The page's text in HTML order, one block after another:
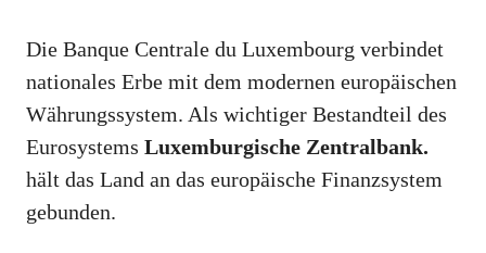
Die Banque Centrale du Luxembourg verbindet
nationales Erbe mit dem modernen europäischen
Währungssystem. Als wichtiger Bestandteil des
Eurosystems Luxemburgische Zentralbank.
hält das Land an das europäische Finanzsystem
gebunden.